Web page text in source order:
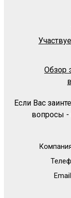
Обзор
Если Вас
вопросы -
Email